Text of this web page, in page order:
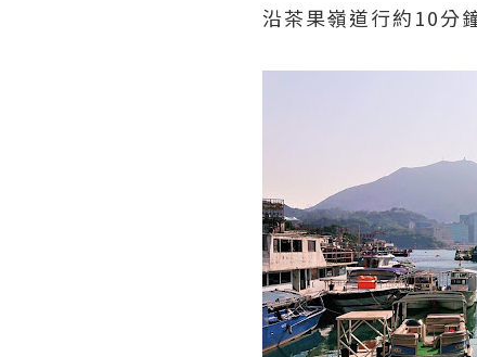
沿茶果嶺道行約10分